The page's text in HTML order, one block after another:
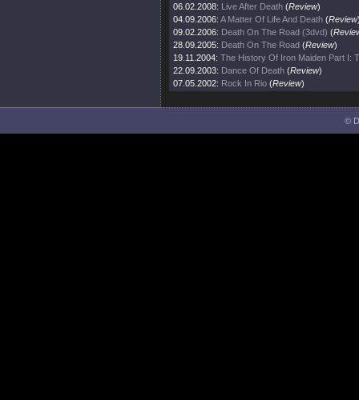
06.02.2008: Live After Death (Review)
04.09.2006: A Matter Of Life And Death (Review
09.02.2006: Death On The Road (3dvd) (
28.09.2005: Death On The Road (Review)
19.11.2004: The History Of Iron Maiden Part I:
22.09.2003: Dance Of Death (Review)
07.05.2002: Rock In Rio (Review)
©